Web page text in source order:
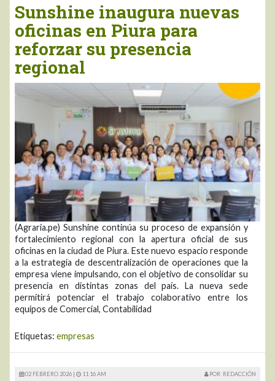
Sunshine inaugura nuevas
oficinas en Piura para
reforzar su presencia
regional
(Agraria.pe) Sunshine continúa su proceso de expansión y
fortalecimiento regional con la apertura oficial de sus
oficinas en la ciudad de Piura. Este nuevo espacio responde
a la estrategia de descentralización de operaciones que la
empresa viene impulsando, con el objetivo de consolidar su
presencia en distintas zonas del país. La nueva sede
permitirá potenciar el trabajo colaborativo entre los
equipos de Comercial, Contabilidad
Etiquetas: empresas
02 FEBRERO 2026 | 11:16 AM POR: REDACCIÓN